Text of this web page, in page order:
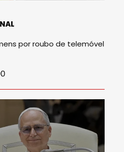
por roubo de telemóvel